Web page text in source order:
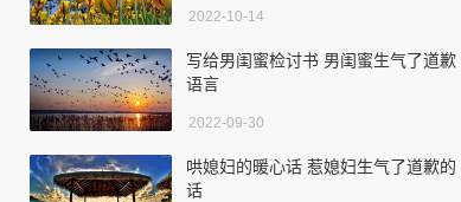
2022-10-14
写给男闺蜜检讨书 男闺蜜生气了道歉
语言
2022-09-30
哄媳妇的暖心话 惹媳妇生气了道歉的
话